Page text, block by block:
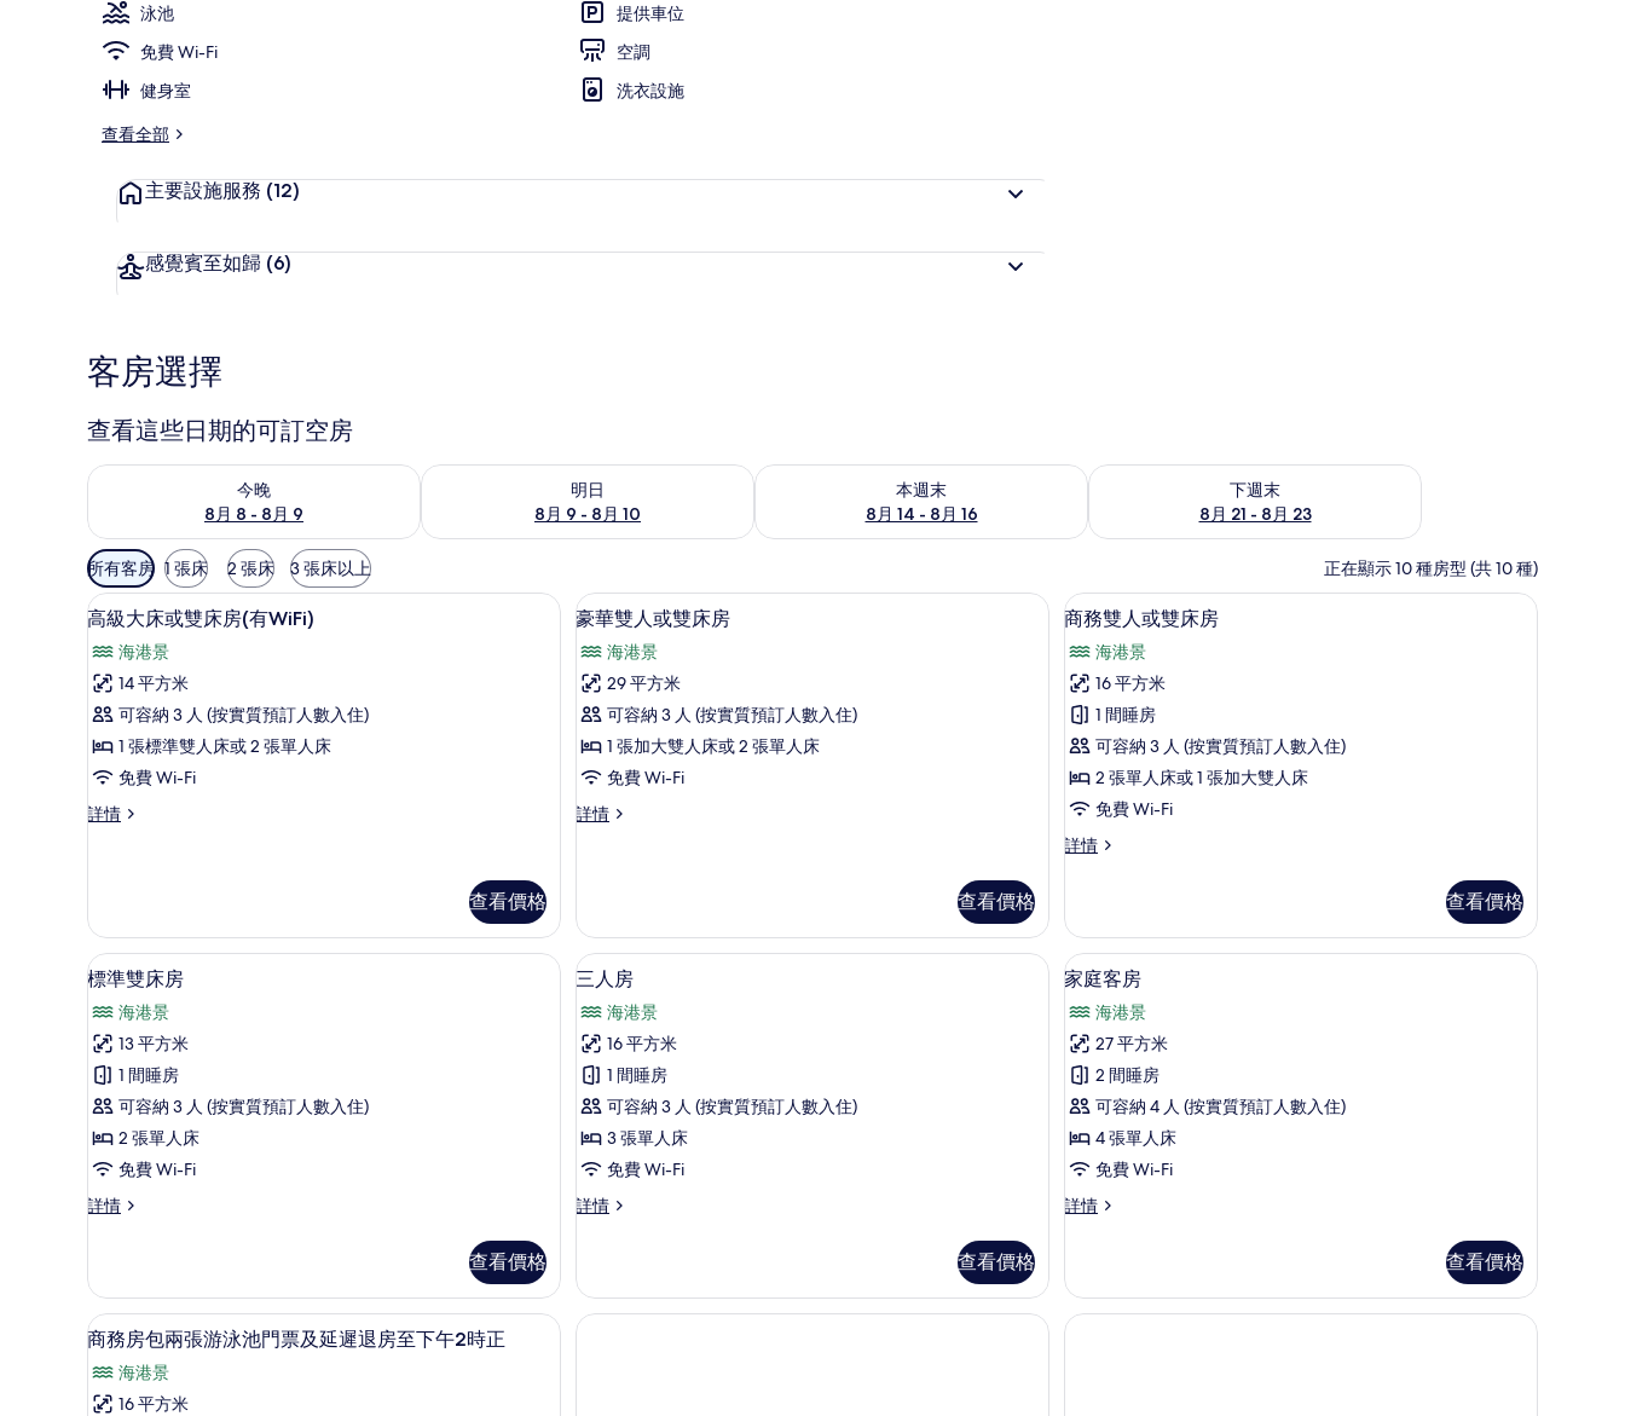
泳池
提供車位
免費 Wi-Fi
空調
健身室
洗衣設施
查看全部
主要設施服務 (12)
感覺賓至如歸 (6)
客房選擇
查看這些日期的可訂空房
今晚
8月 8 - 8月 9
查看今晚 8月 8 - 8月 9的可訂空房
明日
8月 9 - 8月 10
查看明日 8月 9 - 8月 10的可訂空房
本週末
8月 14 - 8月 16
查看本週末 8月 14 - 8月 16的可訂空房
下週末
8月 21 - 8月 23
查看下週末 8月 21 - 8月 23的可訂空房
可
用
嘅
客
房
篩
選
條
件
所有客房 1 張床 2 張床 3 張床以上 正在顯示 10 種房型 (共 10 種)
載
所
有
高
級
床
床
房
(有
WiFi)
的
相
片
3
高級大床或雙床房(有WiFi)
海港景
14 平方米
可容納 3 人 (按實質預訂人數入住)
1 張標準雙人床或 2 張單人床
免費 Wi-Fi
詳情
高
雙
床
房
(有
WiFi)
詳
情
查看價格
載
所
有
豪
華
人
床
房
的
相
片
豪華雙人或雙床房 | 免費 Wi-Fi、床單
4
豪華雙人或雙床房
海港景
29 平方米
可容納 3 人 (按實質預訂人數入住)
1 張加大雙人床或 2 張單人床
免費 Wi-Fi
詳情
豪
雙
床
房
詳
情
查看價格
載
所
有
商
務
雙
或
床
房
的
相
片
3
商務雙人或雙床房
海港景
16 平方米
1 間睡房
可容納 3 人 (按實質預訂人數入住)
2 張單人床或 1 張加大雙人床
免費 Wi-Fi
詳情
商
或
雙
床
房
詳
情
查看價格
載
所
有
標
準
雙
房
相
片
3
標準雙床房
海港景
13 平方米
1 間睡房
可容納 3 人 (按實質預訂人數入住)
2 張單人床
免費 Wi-Fi
詳情
標
房
詳
情
查看價格
載
入
所
有
三
人
房
相
4
三人房
海港景
16 平方米
1 間睡房
可容納 3 人 (按實質預訂人數入住)
3 張單人床
免費 Wi-Fi
詳情
三
情
查看價格
載
入
所
有
家
庭
客
的
片
6
家庭客房
海港景
27 平方米
2 間睡房
可容納 4 人 (按實質預訂人數入住)
4 張單人床
免費 Wi-Fi
詳情
家
詳
情
查看價格
載
所
3
商務房包兩張游泳池門票及延遲退房至下午2時正
海港景
16 平方米